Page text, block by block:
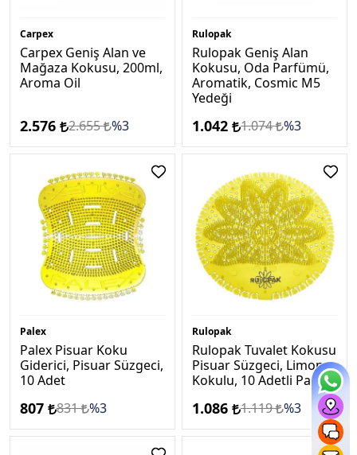
Carpex
Carpex Geniş Alan ve
Mağaza Kokusu, 200ml,
Aroma Oil
2.576 2.655 %3
Rulopak
Rulopak Geniş Alan
Kokusu, Oda Parfümü,
Aromatik, Cosmic M5
Yedeği
1.042 1.074 %3
Palex
Palex Pisuar Koku
Giderici, Pisuar Süzgeci,
10 Adet
807 831 %3
Rulopak
Rulopak Tuvalet Kokusu
Pisuar Süzgeci, Limon
Kokulu, 10 Adetli Paket
1.086 1.119 %3